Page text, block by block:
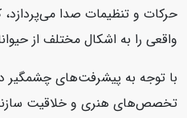
حرکات و تنظیمات صدا
واقعی را به اشکال مختلف از
با توجه به پیشرفت‌های چشمگیر
تخصص‌های هنری و خلاقیت